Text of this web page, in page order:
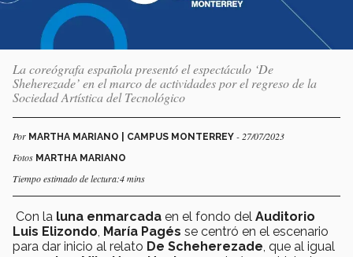
La coreógrafa española presentó el espectáculo ‘De
Sheherezade’ en el marco de actividades por el regreso de la
Sociedad Artística del Tecnológico
Por MARTHA MARIANO | CAMPUS MONTERREY - 27/07/2023
Fotos MARTHA MARIANO
Tiempo estimado de lectura:4 mins
Con la luna enmarcada en el fondo del Auditorio
Luis Elizondo María Pagés se centró en el escenario
para dar inicio al relato De Scheherezade , que al igual